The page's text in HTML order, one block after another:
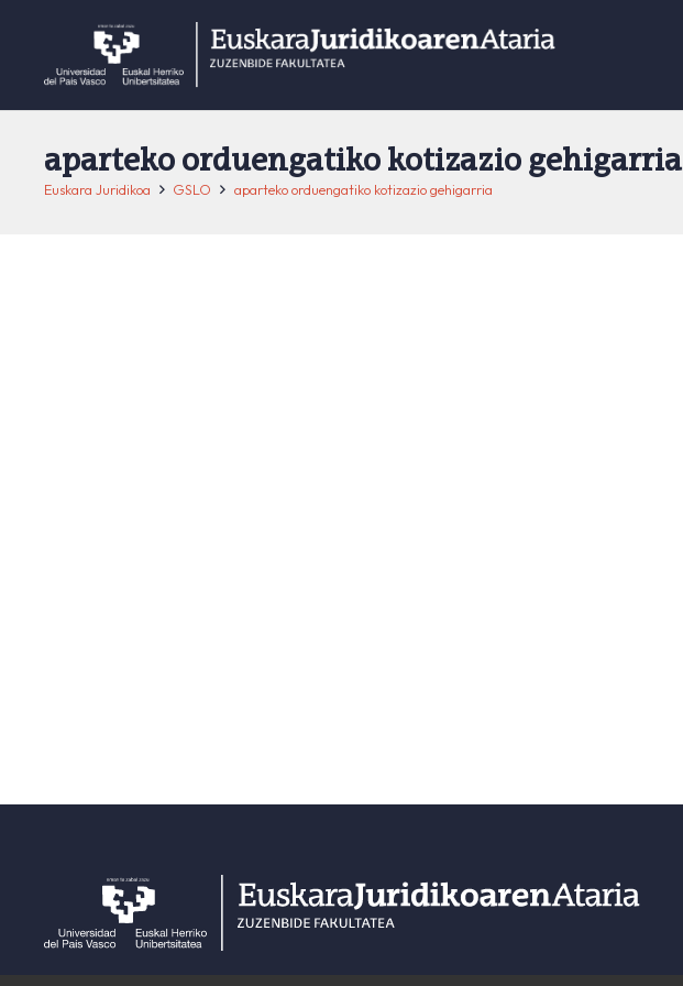
aparteko orduengatiko kotizazio gehigarria
Euskara Juridikoa GSLO aparteko orduengatiko kotizazio gehigarria